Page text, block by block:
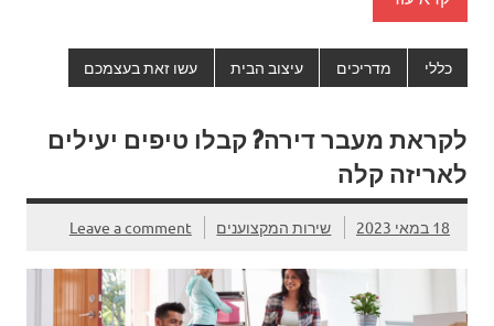
כללי מדריכים עיצוב הבית עשו זאת בעצמכם
לקראת מעבר דירה? קבלו טיפים יעילים
לאריזה קלה
18 במאי 2023 שירות המקצוענים Leave a comment